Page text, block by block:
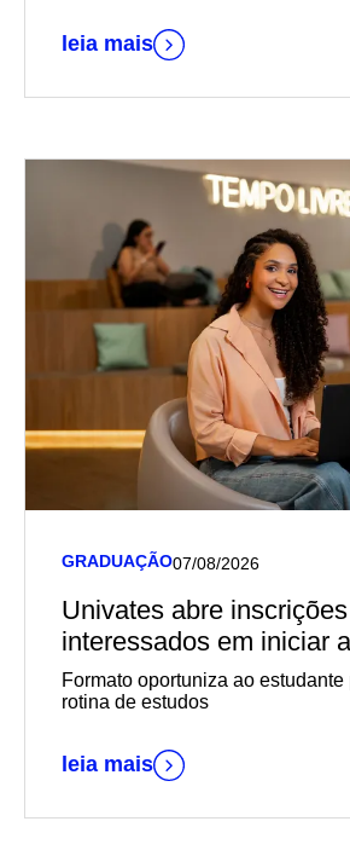
almoço da Acil
instituição, Daniel Wallerius
leia mais
GRADUAÇÃO07/08/2026
Univates abre
interessados em iniciar a
graduação EaD em
Formato oportuniza ao
rotina de estudos
leia mais